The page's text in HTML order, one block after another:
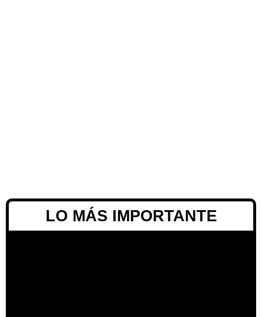
LO MÁS IMPORTANTE